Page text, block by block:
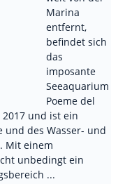
Marina
entfernt,
befindet sich
das
imposante
Seeaquarium
Poeme del
und ist ein
und des Wasser- und
Mit einem
unbedingt ein
...